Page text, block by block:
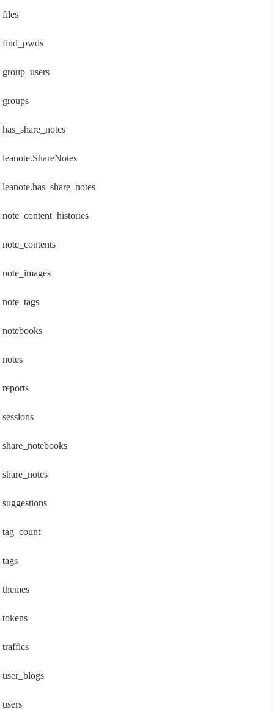
files
find_pwds
group_users
groups
has_share_notes
leanote.ShareNotes
leanote.has_share_notes
note_content_histories
note_contents
note_images
note_tags
notebooks
notes
reports
sessions
share_notebooks
share_notes
suggestions
tag_count
tags
themes
tokens
traffics
user_blogs
users